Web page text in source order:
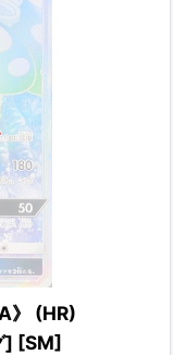
》 (HR)
] [SM]